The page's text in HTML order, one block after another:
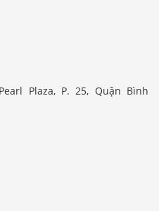
Plaza, P. 25, Quận Bình